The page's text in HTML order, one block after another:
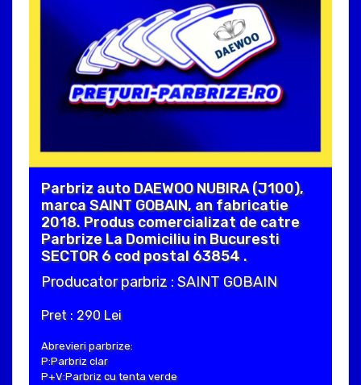
Parbriz auto DAEWOO NUBIRA (J100),
marca SAINT GOBAIN, an fabricatie
2018. Produs comercializat de catre
Parbrize La Domiciliu in Bucuresti
SECTOR 6 cod postal 63854 .
Producator parbriz : SAINT GOBAIN
Pret : 290 Lei
Abrevieri parbrize:
P:Parbriz clar
P+V:Parbriz cu tenta verde